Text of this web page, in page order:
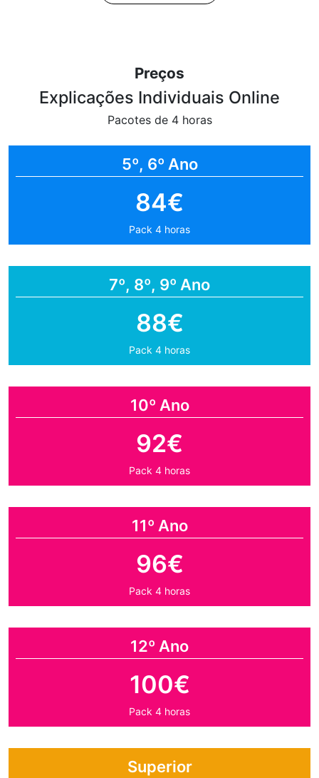
Preços
Explicações Individuais Online
Pacotes de 4 horas
5º, 6º Ano
84€
Pack 4 horas
7º, 8º, 9º Ano
88€
Pack 4 horas
10º Ano
92€
Pack 4 horas
11º Ano
96€
Pack 4 horas
12º Ano
100€
Pack 4 horas
Superior